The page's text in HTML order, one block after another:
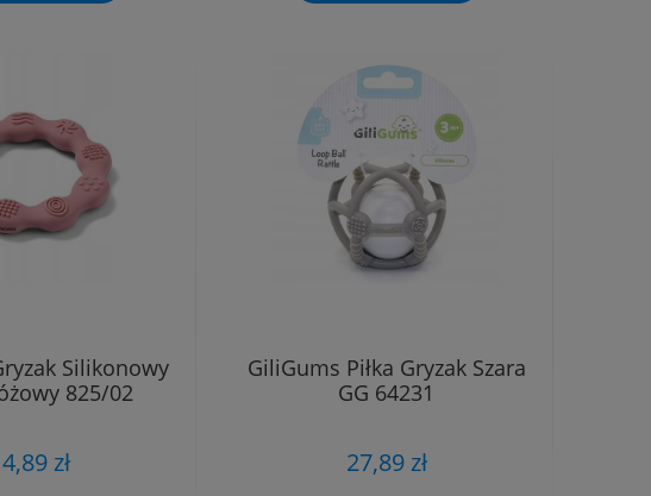
Silikonowy
825/02
zł
GiliGums Piłka Gryzak Szara
GG 64231
27,89 zł